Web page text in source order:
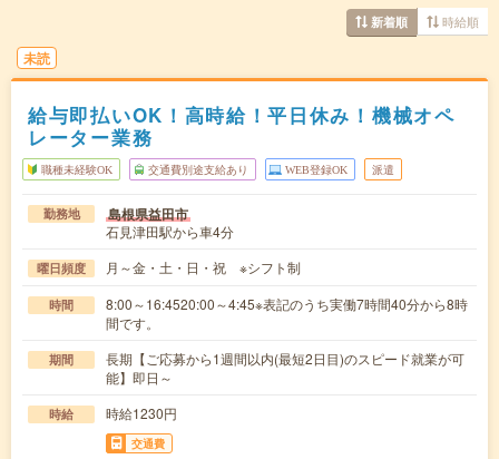
新着順 時給順
未読
給与即払いOK！高時給！平日休み！機械オペ
レーター業務
職種未経験OK 交通費別途支給あり WEB登録OK 派遣
勤務地 島根県益田市
石見津田駅から車4分
曜日頻度 月～金・土・日・祝 ※シフト制
時間
8:00～16:4520:00～4:45※表記のうち実働7時間40分から8時
間です。
期間
長期【ご応募から1週間以内(最短2日目)のスピード就業が可
能】即日～
時給 時給1230円
交通費